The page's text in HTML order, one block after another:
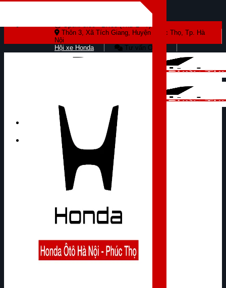
Open: 8:00 - 17:00 (Thứ 2 - 7)
Thôn 3, Xã Tích Giang, Huyện Phúc Thọ, Tp. Hà
Nội
Hội xe Honda
Tư vấn Online